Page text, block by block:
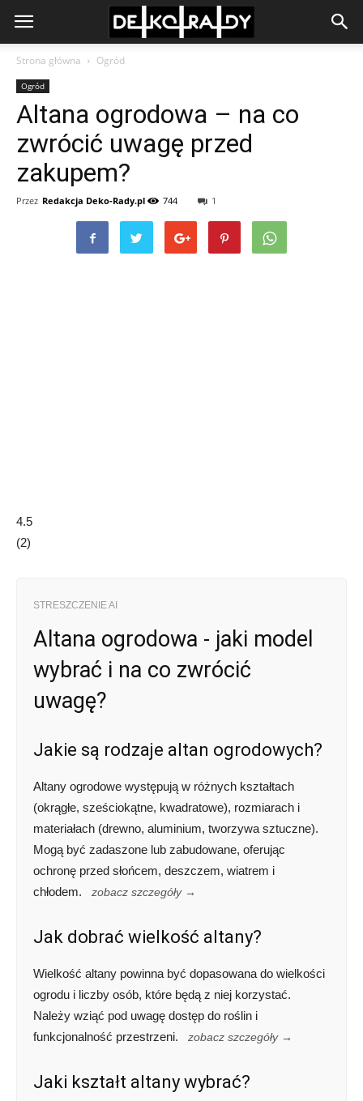
Strona główna Ogród
Ogród
Altana ogrodowa – na co
zwrócić uwagę przed
zakupem?
Przez Redakcja Deko-Rady.pl 744 1
4.5
(2)
STRESZCZENIE AI
Altana ogrodowa - jaki model
wybrać i na co zwrócić
uwagę?
Jakie są rodzaje altan ogrodowych?
Altany ogrodowe występują w różnych kształtach
(okrągłe, sześciokątne, kwadratowe), rozmiarach i
materiałach (drewno, aluminium, tworzywa sztuczne).
Mogą być zadaszone lub zabudowane, oferując
ochronę przed słońcem, deszczem, wiatrem i
chłodem.
zobacz szczegóły →
Jak dobrać wielkość altany?
Wielkość altany powinna być dopasowana do wielkości
ogrodu i liczby osób, które będą z niej korzystać.
Należy wziąć pod uwagę dostęp do roślin i
funkcjonalność przestrzeni.
zobacz szczegóły →
Jaki kształt altany wybrać?